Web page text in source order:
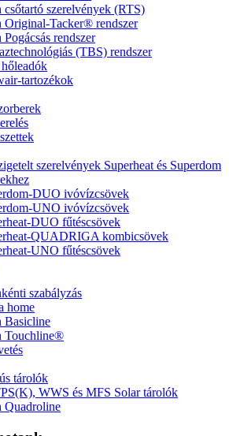
csőtartó szerelvények (RTS)
Original-Tacker® rendszer
Pogácsás rendszer
(TBS) rendszer
tartozékok
szerelvények Superheat és Superdom
DUO ivóvízcsövek
UNO ivóvízcsövek
DUO fűtéscsövek
QUADRIGA kombicsövek
UNO fűtéscsövek
szabályzás
home
Basicline
Touchline®
tárolók
WWS és MFS Solar tárolók
Quadroline